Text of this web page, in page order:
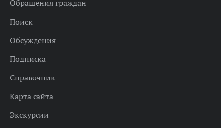
Обращения граждан
Поиск
Обсуждения
Подписка
Справочник
Карта сайта
Экскурсии